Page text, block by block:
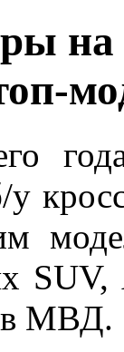
МВД.